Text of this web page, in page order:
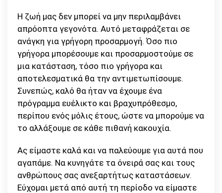
Η ζωή μας δεν μπορεί να μην περιλαμβάνει
απρόοπτα γεγονότα. Αυτό μεταφράζεται σε
ανάγκη για γρήγορη προσαρμογή. Όσο πιο
γρήγορα μπορέσουμε και προσαρμοστούμε σε
μια κατάσταση, τόσο πιο γρήγορα και
αποτελεσματικά θα την αντιμετωπίσουμε.
Συνεπώς, καλό θα ήταν να έχουμε ένα
πρόγραμμα ευέλικτο και βραχυπρόθεσμο,
περίπου ενός μόλις έτους, ώστε να μπορούμε να
το αλλάξουμε σε κάθε πιθανή κακουχία.
Ας είμαστε καλά και να παλεύουμε για αυτά που
αγαπάμε. Να κυνηγάτε τα όνειρά σας και τους
ανθρώπους σας ανεξαρτήτως καταστάσεων.
Εύχομαι μετά από αυτή τη περίοδο να είμαστε